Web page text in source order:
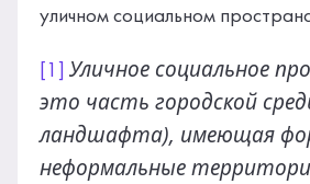
уличном социальном
[1]
Уличное социальное
это часть городской
ландшафта), имеющая
неформальные